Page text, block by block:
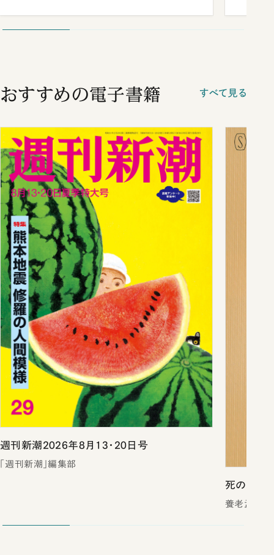
おすすめの電子書籍 すべて見る
週刊新潮2026年8月13・20日号
「週刊新潮」編集部
死の壁
養老孟司／